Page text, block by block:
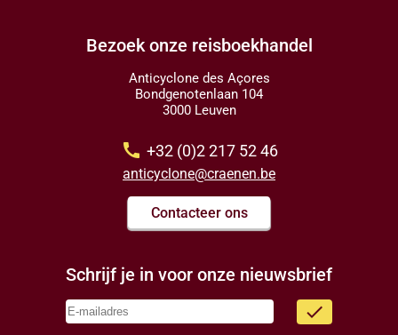
Bezoek onze reisboekhandel
Anticyclone des Açores
Bondgenotenlaan 104
3000 Leuven
call +32 (0)2 217 52 46
anticyclone@craenen.be
Contacteer ons
Schrijf je in voor onze nieuwsbrief
done